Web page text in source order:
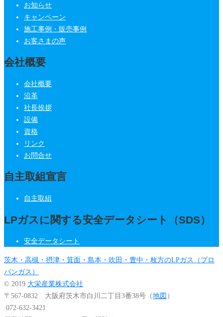
お知らせ
キャンペーン
施工事例・販売事例
お客さまの声
会社概要
会社概要
沿革
社長挨拶
設備
資格
リンク
お問合せ
自主取組宣言
自主取組
LPガスに関する安全データシート（SDS）
安全データシート
茨木・高槻・摂津・箕面・島本・吹田・豊中・枚方のLPガス（プロ
パンガス）
© 2019 大栄産業株式会社
〒567-0832 大阪府茨木市白川二丁目3番38号（地図 ）
072-632-3421